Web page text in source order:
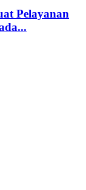
Pelayanan